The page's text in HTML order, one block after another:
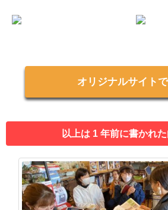
オリジナルサイト
以上は 1 年前に書かれ